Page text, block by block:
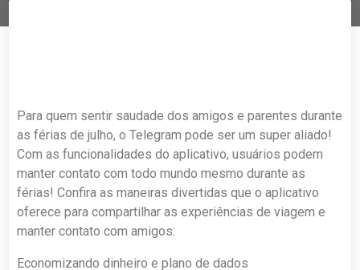
Para quem sentir saudade dos amigos e parentes durante
as férias de julho, o Telegram pode ser um super aliado!
Com as funcionalidades do aplicativo, usuários podem
manter contato com todo mundo mesmo durante as
férias! Confira as maneiras divertidas que o aplicativo
oferece para compartilhar as experiências de viagem e
manter contato com amigos:
Economizando dinheiro e plano de dados